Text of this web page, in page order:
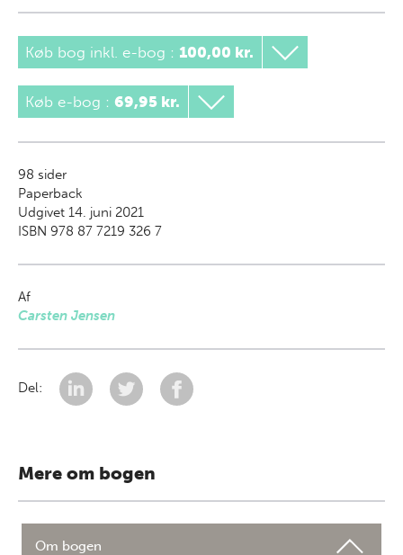
Køb bog inkl. e-bog : 100,00 kr.
Køb e-bog : 69,95 kr.
98 sider
Paperback
Udgivet 14. juni 2021
ISBN 978 87 7219 326 7
Af
Carsten Jensen
Del:
Mere om bogen
Om bogen